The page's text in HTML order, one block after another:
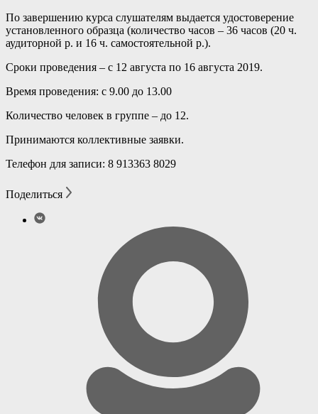
По завершению курса слушателям выдается удостоверение
установленного образца (количество часов – 36 часов (20 ч.
аудиторной р. и 16 ч. самостоятельной р.).
Сроки проведения – с 12 августа по 16 августа 2019.
Время проведения: с 9.00 до 13.00
Количество человек в группе – до 12.
Принимаются коллективные заявки.
Телефон для записи: 8 913363 8029
Поделиться